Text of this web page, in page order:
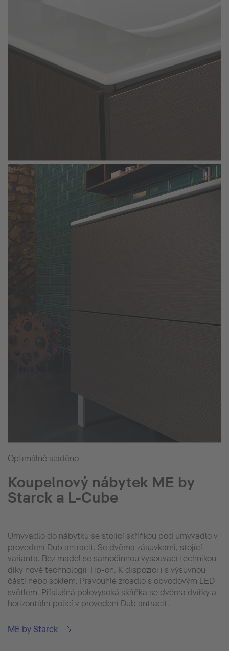
Optimálně sladěno
Koupelnový nábytek ME by
Starck a L-Cube
Umyvadlo do nábytku se stojící skříňkou pod umyvadlo v
provedení Dub antracit. Se dvěma zásuvkami, stojící
varianta. Bez madel se samočinnou vysouvací technikou
díky nové technologii Tip-on. K dispozici i s výsuvnou
částí nebo soklem. Pravoúhlé zrcadlo s obvodovým LED
světlem. Příslušná polovysoká skříňka se dvěma dvířky a
horizontální policí v provedení Dub antracit.
ME by Starck